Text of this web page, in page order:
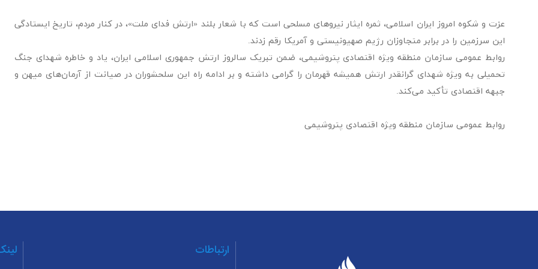
عزت و شکوه امروز ایران اسلامی، ثمره ایثار نیروهای مسلحی است که با شعار بلند «ارتش فدای ملت»، در کنار مردم، تاریخ ایستادگی
این سرزمین را در برابر متجاوزان رژیم صهیونیستی و آمریکا رقم زدند.
روابط عمومی سازمان منطقه ویژه اقتصادی پتروشیمی، ضمن تبریک سالروز ارتش جمهوری اسلامی ایران، یاد و خاطره شهدای جنگ
تحمیلی به ویژه شهدای گرانقدر ارتش همیشه قهرمان را گرامی داشته و بر ادامه راه این سلحشوران در صیانت از آرمان‌های میهن و
جبهه اقتصادی تأکید می‌کند.
روابط عمومی سازمان منطقه ویژه اقتصادی پتروشیمی
ارتباطات